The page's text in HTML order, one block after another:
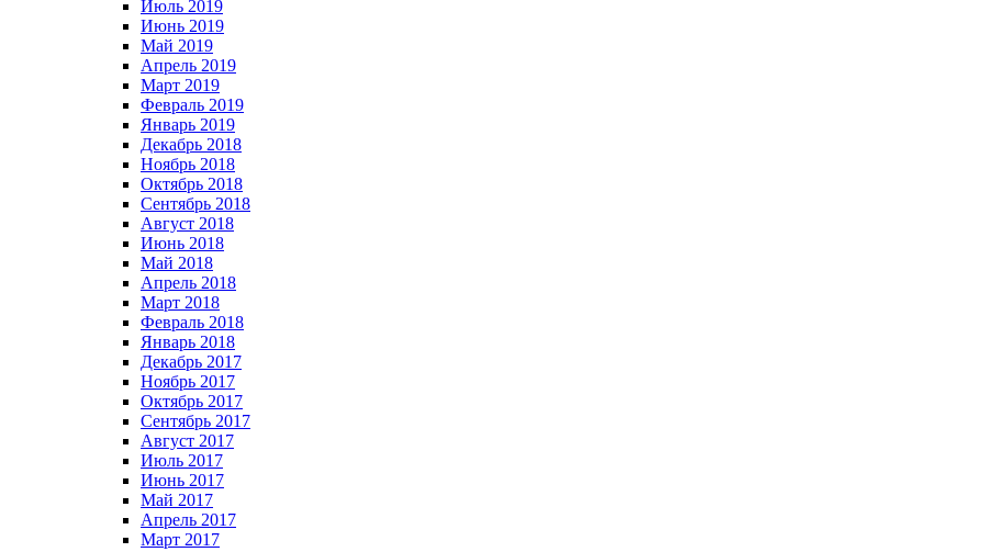
Июль 2019
Июнь 2019
Май 2019
Апрель 2019
Март 2019
Февраль 2019
Январь 2019
Декабрь 2018
Ноябрь 2018
Октябрь 2018
Сентябрь 2018
Август 2018
Июнь 2018
Май 2018
Апрель 2018
Март 2018
Февраль 2018
Январь 2018
Декабрь 2017
Ноябрь 2017
Октябрь 2017
Сентябрь 2017
Август 2017
Июль 2017
Июнь 2017
Май 2017
Апрель 2017
Март 2017